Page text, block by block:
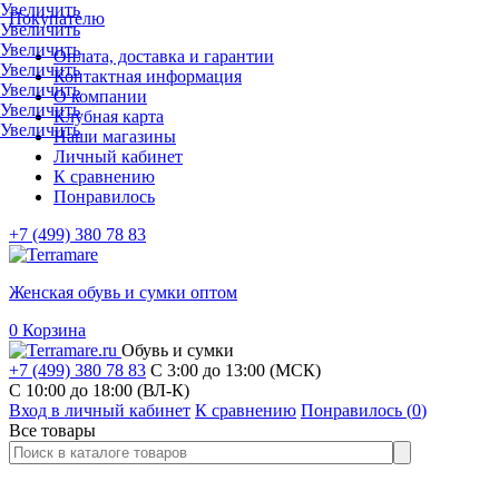
Покупателю
Оплата, доставка и гарантии
Контактная информация
О компании
Клубная карта
Наши магазины
Личный кабинет
К сравнению
Понравилось
+7 (499) 380 78 83
Женская обувь и сумки оптом
0 Корзина
Обувь и сумки
+7 (499) 380 78 83 С 3:00 до 13:00 (МСК)
C 10:00 до 18:00 (ВЛ-К)
Вход в личный кабинет К сравнению Понравилось (0)
Все товары
Увеличить
Увеличить
Увеличить
Увеличить
Увеличить
Увеличить
Увеличить